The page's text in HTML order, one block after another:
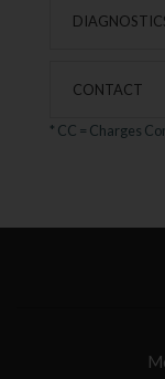
CONTACT
* CC = Charges